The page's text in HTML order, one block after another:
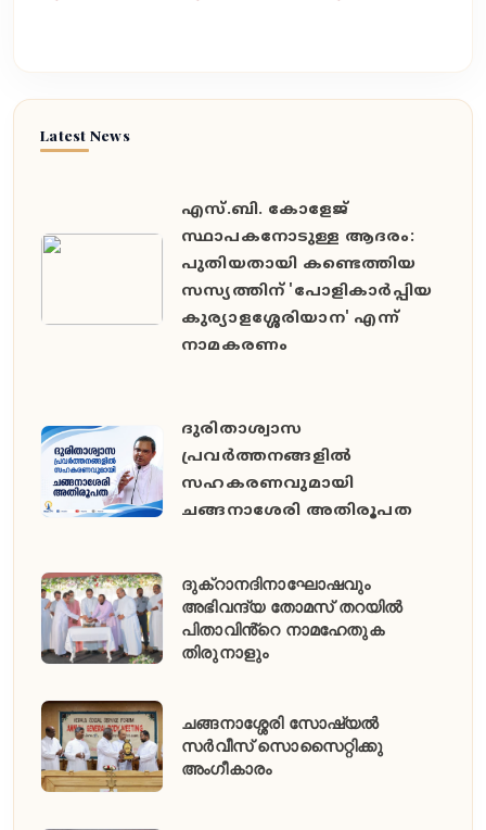
Latest News
എസ്.ബി. കോളേജ്
സ്ഥാപകനോടുള്ള ആദരം:
പുതിയതായി കണ്ടെത്തിയ
സസ്യത്തിന് 'പോളികാർപ്പിയ
കുര്യാളശ്ശേരിയാന' എന്ന്
നാമകരണം
ദുരിതാശ്വാസ
പ്രവർത്തനങ്ങളിൽ
സഹകരണവുമായി
ചങ്ങനാശേരി അതിരൂപത
ദുക്റാനദിനാഘോഷവും
അഭിവന്ദ്യ തോമസ് തറയിൽ
പിതാവിൻ്റെ നാമഹേതുക
തിരുനാളും
ചങ്ങനാശ്ശേരി സോഷ്യൽ
സർവീസ് സൊസൈറ്റിക്കു
അംഗീകാരം